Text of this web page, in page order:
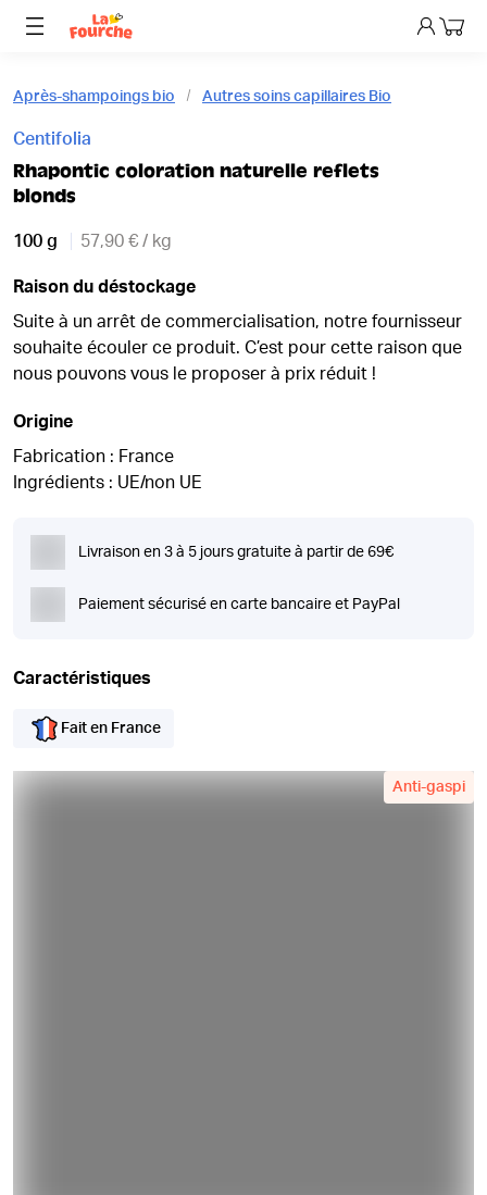
Mon
Après-shampoings bio Autres soins capillaires Bio
Centifolia
Rhapontic coloration naturelle reflets
blonds
100 g 57,90 € / kg
Raison du déstockage
Suite à un arrêt de commercialisation, notre fournisseur
souhaite écouler ce produit. C’est pour cette raison que
nous pouvons vous le proposer à prix réduit !
Origine
Fabrication : France
Ingrédients : UE/non UE
Livraison en 3 à 5 jours gratuite à partir de 69€
Paiement sécurisé en carte bancaire et PayPal
Caractéristiques
Fait en France
Anti-gaspi